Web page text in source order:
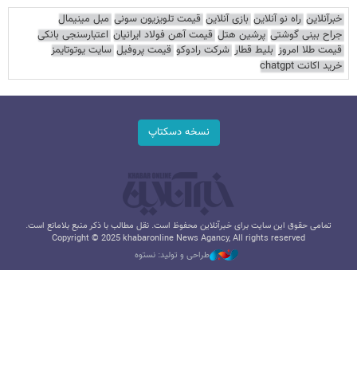
خبرآنلاین راه نو آنلاین بازی آنلاین قیمت تلویزیون سونی مبل مینیمال
جراح بینی گوشتی پرشین هتل قیمت آهن فولاد ایرانیان اعتبارسنجی بانکی
قیمت طلا امروز بلیط قطار شرکت رادوکو قیمت پروفیل سایت یوتوتایمز
خرید اکانت chatgpt
نسخه دسکتاپ
تمامی حقوق این سایت برای خبرآنلاین محفوظ است. نقل مطالب با ذکر منبع بلامانع است.
Copyright © 2025 khabaronline News Agancy, All rights reserved
طراحی و تولید: نستوه